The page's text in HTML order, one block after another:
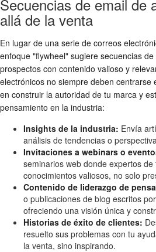
Secuencias de email de
allá de la venta
En lugar de una serie de correos
enfoque "flywheel" sugiere secuencias
prospectos con contenido valioso y
electrónicos no siempre deben centrarse
en construir la autoridad de tu marca y
pensamiento en la industria:
Insights de la industria: Envía
análisis de tendencias o
Invitaciones a webinars o
seminarios web donde expertos
conocimientos valiosos, no solo
Contenido de liderazgo de
o publicaciones de blog escritos
ofreciendo una visión única y
Historias de éxito de clientes:
resuelto sus problemas con tu
la venta, sino inspirando.